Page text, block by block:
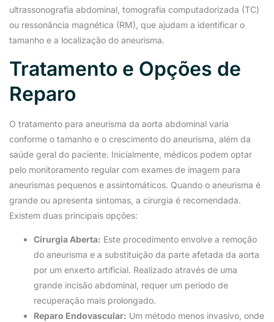
ultrassonografia abdominal, tomografia computadorizada (TC)
ou ressonância magnética (RM), que ajudam a identificar o
tamanho e a localização do aneurisma.
Tratamento e Opções de
Reparo
O tratamento para aneurisma da aorta abdominal varia
conforme o tamanho e o crescimento do aneurisma, além da
saúde geral do paciente. Inicialmente, médicos podem optar
pelo monitoramento regular com exames de imagem para
aneurismas pequenos e assintomáticos. Quando o aneurisma é
grande ou apresenta sintomas, a cirurgia é recomendada.
Existem duas principais opções:
Cirurgia Aberta: Este procedimento envolve a remoção
do aneurisma e a substituição da parte afetada da aorta
por um enxerto artificial. Realizado através de uma
grande incisão abdominal, requer um período de
recuperação mais prolongado.
Reparo Endovascular: Um método menos invasivo, onde